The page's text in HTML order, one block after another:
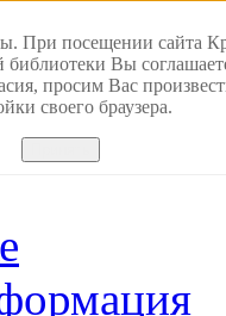
При посещении сайта
Вы
просим Вас
своего браузера.